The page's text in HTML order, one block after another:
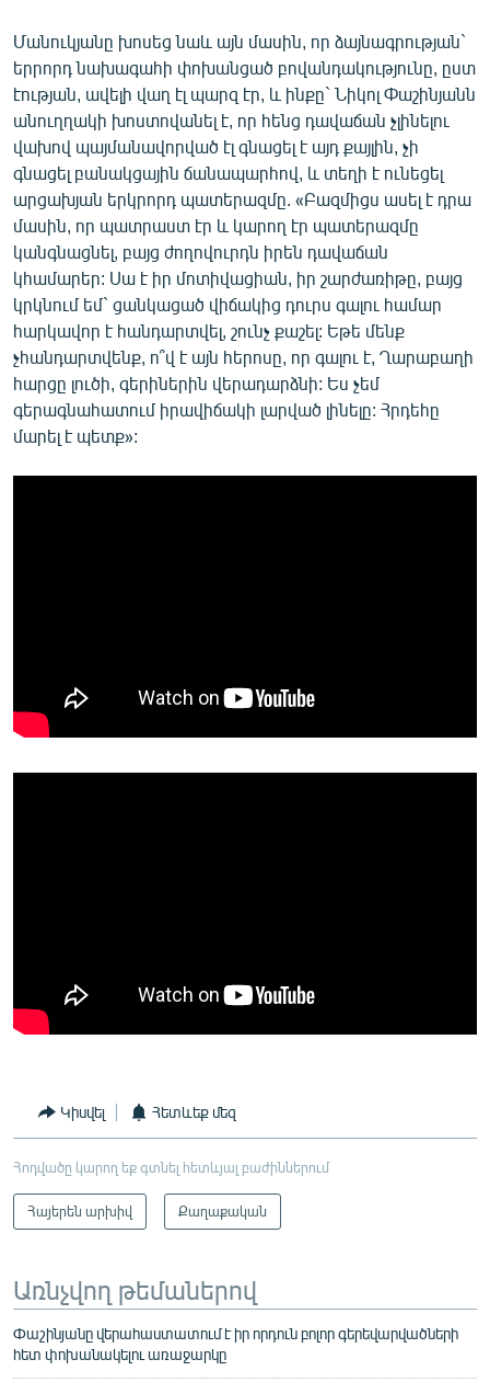
Մանուկյանը խոսեց նաև այն մասին, որ ձայնագրության`
երրորդ նախագահի փոխանցած բովանդակությունը, ըստ
էության, ավելի վաղ էլ պարզ էր, և ինքը` Նիկոլ Փաշինյանն
անուղղակի խոստովանել է, որ հենց դավաճան չլինելու
վախով պայմանավորված էլ գնացել է այդ քայլին, չի
գնացել բանակցային ճանապարհով, և տեղի է ունեցել
արցախյան երկրորդ պատերազմը. «Բազմիցս ասել է դրա
մասին, որ պատրաստ էր և կարող էր պատերազմը
կանգնացնել, բայց ժողովուրդն իրեն դավաճան
կհամարեր: Սա է իր մոտիվացիան, իր շարժառիթը, բայց
կրկնում եմ` ցանկացած վիճակից դուրս գալու համար
հարկավոր է հանդարտվել, շունչ քաշել: Եթե մենք
չհանդարտվենք, ո՞վ է այն հերոսը, որ գալու է, Ղարաբաղի
հարցը լուծի, գերիներին վերադարձնի: Ես չեմ
գերագնահատում իրավիճակի լարված լինելը: Հրդեհը
մարել է պետք»:
Կիսվել Հետևեք մեզ
Հոդվածը կարող եք գտնել հետևյալ բաժիններում
Հայերեն արխիվ Քաղաքական
Առնչվող թեմաներով
Փաշինյանը վերահաստատում է իր որդուն բոլոր գերեվարվածների
հետ փոխանակելու առաջարկը